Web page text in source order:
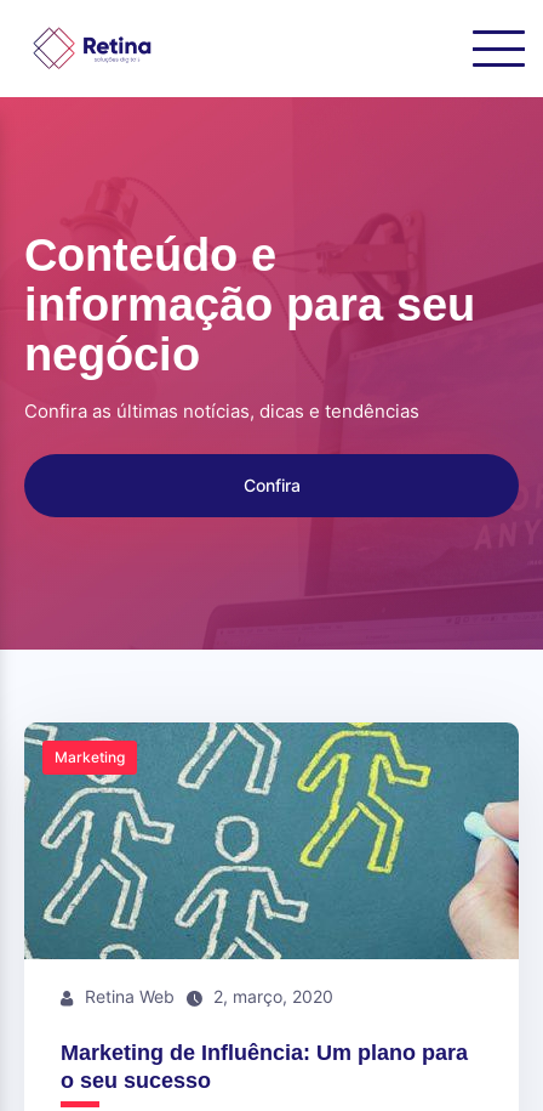
Conteúdo e
informação para seu
negócio
Confira as últimas notícias, dicas e tendências
Confira
Marketing
Retina Web 2, março, 2020
Marketing de Influência: Um plano para
o seu sucesso